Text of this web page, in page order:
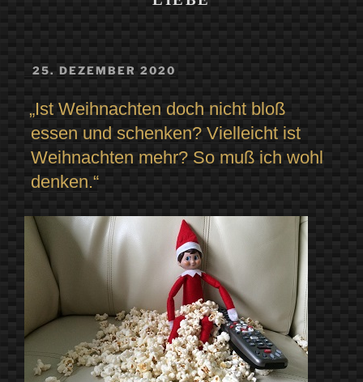
VERÖFFENTLICHT
25. DEZEMBER 2020
„Ist Weihnachten doch nicht bloß
essen und schenken? Vielleicht ist
Weihnachten mehr? So muß ich wohl
denken.“